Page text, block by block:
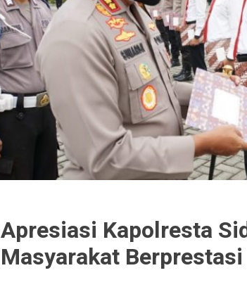
Apresiasi Kapolresta
Masyarakat Berprestasi